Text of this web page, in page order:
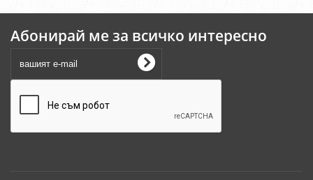
Абонирай ме за всичко интересно